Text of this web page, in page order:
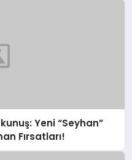
Yeni “Seyhan”
Fırsatları!